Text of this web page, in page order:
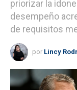
priorizar la
desempeño
de requisitos
por Lincy